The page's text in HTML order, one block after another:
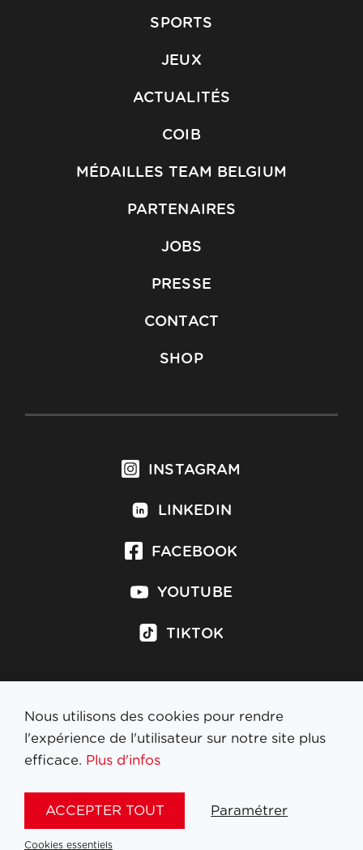
SPORTS
JEUX
ACTUALITÉS
COIB
MÉDAILLES TEAM BELGIUM
PARTENAIRES
JOBS
PRESSE
CONTACT
SHOP
INSTAGRAM
LINKEDIN
FACEBOOK
YOUTUBE
TIKTOK
S'inscrire à la newsletter
Nous utilisons des cookies pour rendre
l'expérience de l'utilisateur sur notre site plus
efficace. Plus d'infos
ACCEPTER TOUT Paramétrer
Cookies essentiels